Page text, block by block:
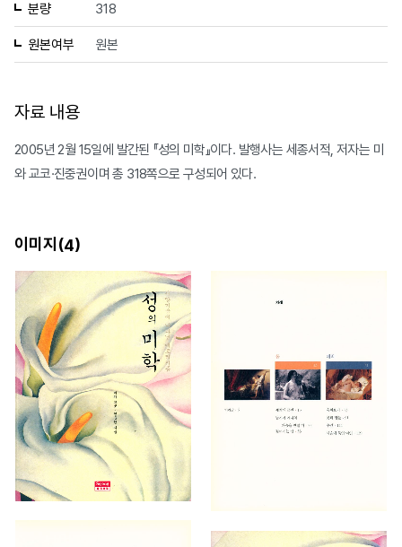
분량 318
원본여부 원본
자료 내용
2005년 2월 15일에 발간된 『성의 미학』이다. 발행사는 세종서적, 저자는 미
와 교코·진중권이며 총 318쪽으로 구성되어 있다.
이미지(4)